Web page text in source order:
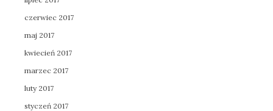
czerwiec 2017
maj 2017
kwiecień 2017
marzec 2017
luty 2017
styczeń 2017